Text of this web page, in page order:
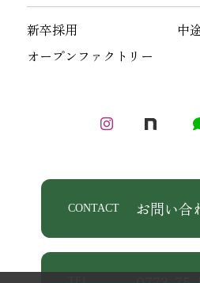
新卒採用
中
オープンファクトリー
CONTACT お問い合